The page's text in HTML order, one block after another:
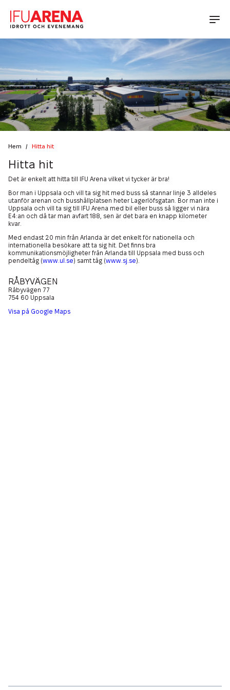
Boka Halltid
Boka Läger
Boka Idrottsevenemang
Föreningsinfo Innebandy
Föreningsinfo Friidrott
Konferens & Bankett
Lokaler
Konferens
Aktuellt på IFU Arena
Kalender
Nyheter
Mat & Dryck
Matlådor & Catering
Läger & Cupmåltider
Bankett & Evenemang
Hållbarhet på IFU Arena
Social Hållbarhet
Miljömässig Hållbarhet
Ekonomisk Hållbarhet
Green Key
Senioraktiviteter
Partners
Exponering på IFU Arena
Arenan
Boende
Lediga tjänster
IFU Sommarläger
Kontakt
Kontakta oss
Öppettider
Hitta hit
Parkering
Hem / Hitta hit
Hitta hit
Det är enkelt att hitta till IFU Arena vilket vi tycker är bra!
Bor man i Uppsala och vill ta sig hit med buss så stannar linje 3 alldeles
utanför arenan och busshållplatsen heter Lagerlöfsgatan. Bor man inte i
Uppsala och vill ta sig till IFU Arena med bil eller buss så ligger vi nära
E4:an och då tar man avfart 188, sen är det bara en knapp kilometer
kvar.
Med endast 20 min från Arlanda är det enkelt för nationella och
internationella besökare att ta sig hit. Det finns bra
kommunikationsmöjligheter från Arlanda till Uppsala med buss och
pendeltåg (www.ul.se) samt tåg (www.sj.se).
RÅBYVÄGEN
Råbyvägen 77
754 60 Uppsala
Visa på Google Maps